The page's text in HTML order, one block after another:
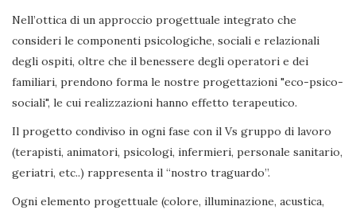
Nell’ottica di un approccio progettuale integrato che
consideri le componenti psicologiche, sociali e relazionali
degli ospiti, oltre che il benessere degli operatori e dei
familiari, prendono forma le nostre progettazioni "eco-psico-
sociali", le cui realizzazioni hanno effetto terapeutico.
Il progetto condiviso in ogni fase con il Vs gruppo di lavoro
(terapisti, animatori, psicologi, infermieri, personale sanitario,
geriatri, etc..) rappresenta il “nostro traguardo”.
Ogni elemento progettuale (colore, illuminazione, acustica,